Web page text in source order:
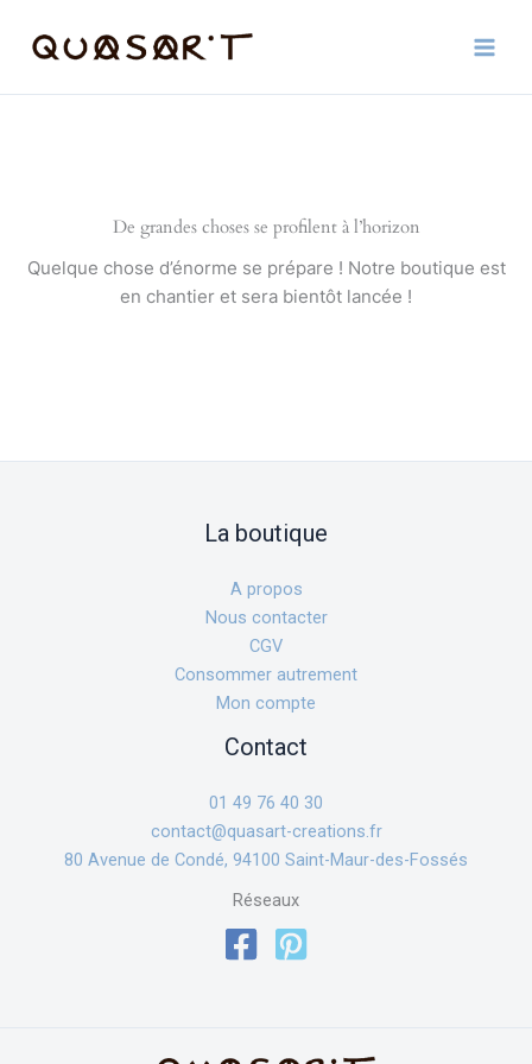
De grandes choses se profilent à l’horizon
Quelque chose d’énorme se prépare ! Notre boutique est
en chantier et sera bientôt lancée !
La boutique
A propos
Nous contacter
CGV
Consommer autrement
Mon compte
Contact
01 49 76 40 30
contact@quasart-creations.fr
80 Avenue de Condé, 94100 Saint-Maur-des-Fossés
Réseaux